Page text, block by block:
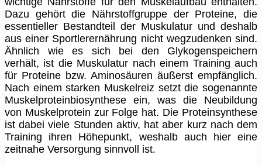
Dazu gehört die Nährstoffgruppe der Proteine, die
essentieller Bestandteil der Muskulatur und deshalb
aus einer Sportlerernährung nicht wegzudenken sind.
Ähnlich wie es sich bei den Glykogenspeichern
verhält, ist die Muskulatur nach einem Training auch
für Proteine bzw. Aminosäuren äußerst empfänglich.
Nach einem starken Muskelreiz setzt die sogenannte
Muskelproteinbiosynthese ein, was die Neubildung
von Muskelprotein zur Folge hat. Die Proteinsynthese
ist dabei viele Stunden aktiv, hat aber kurz nach dem
Training ihren Höhepunkt, weshalb auch hier eine
zeitnahe Versorgung sinnvoll ist.